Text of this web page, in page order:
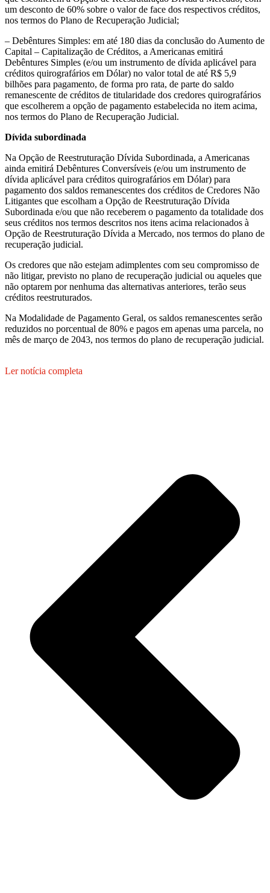
um desconto de 60% sobre o valor de face dos respectivos créditos,
nos termos do Plano de Recuperação Judicial;
– Debêntures Simples: em até 180 dias da conclusão do Aumento de
Capital – Capitalização de Créditos, a Americanas emitirá
Debêntures Simples (e/ou um instrumento de dívida aplicável para
créditos quirografários em Dólar) no valor total de até R$ 5,9
bilhões para pagamento, de forma pro rata, de parte do saldo
remanescente de créditos de titularidade dos credores quirografários
que escolherem a opção de pagamento estabelecida no item acima,
nos termos do Plano de Recuperação Judicial.
Dívida subordinada
Na Opção de Reestruturação Dívida Subordinada, a Americanas
ainda emitirá Debêntures Conversíveis (e/ou um instrumento de
dívida aplicável para créditos quirografários em Dólar) para
pagamento dos saldos remanescentes dos créditos de Credores Não
Litigantes que escolham a Opção de Reestruturação Dívida
Subordinada e/ou que não receberem o pagamento da totalidade dos
seus créditos nos termos descritos nos itens acima relacionados à
Opção de Reestruturação Dívida a Mercado, nos termos do plano de
recuperação judicial.
Os credores que não estejam adimplentes com seu compromisso de
não litigar, previsto no plano de recuperação judicial ou aqueles que
não optarem por nenhuma das alternativas anteriores, terão seus
créditos reestruturados.
Na Modalidade de Pagamento Geral, os saldos remanescentes serão
reduzidos no porcentual de 80% e pagos em apenas uma parcela, no
mês de março de 2043, nos termos do plano de recuperação judicial.
Ler notícia completa